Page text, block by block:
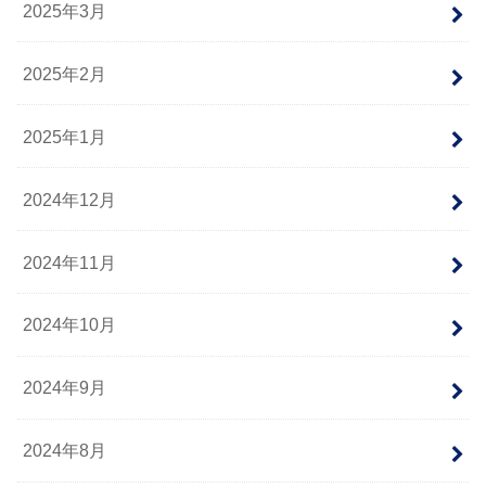
2025年3月
2025年2月
2025年1月
2024年12月
2024年11月
2024年10月
2024年9月
2024年8月